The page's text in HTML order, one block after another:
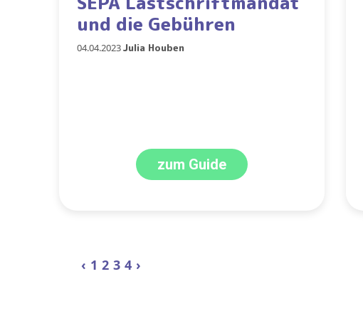
und die Gebühren
04.04.2023Julia Houben
zum Guide
‹ 1 2 3 4 ›